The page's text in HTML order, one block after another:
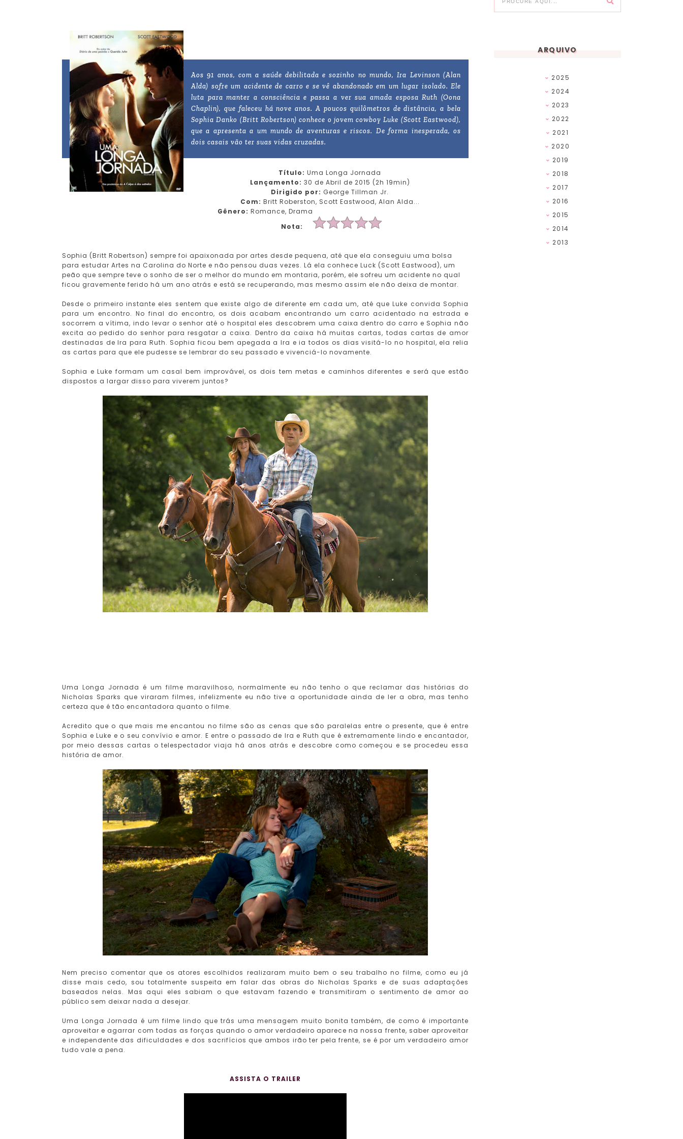
Aos 91 anos, com a saúde debilitada e sozinho no mundo, Ira Levinson (Alan
Alda) sofre um acidente de carro e se vê abandonado em um lugar isolado. Ele
luta para manter a consciência e passa a ver sua amada esposa Ruth (Oona
Chaplin), que faleceu há nove anos. A poucos quilômetros de distância, a bela
Sophia Danko (Britt Robertson) conhece o jovem cowboy Luke (Scott Eastwood),
que a apresenta a um mundo de aventuras e riscos. De forma inesperada, os
dois casais vão ter suas vidas cruzadas.
Título: Uma Longa Jornada
Lançamento: 30 de Abril de 2015 (2h 19min)
Dirigido por: George Tillman Jr.
Com: Britt Roberston, Scott Eastwood, Alan Alda...
Gênero: Romance, Drama
Nota:
Sophia (Britt Robertson) sempre foi apaixonada por artes desde pequena, até que ela conseguiu uma bolsa
para estudar Artes na Carolina do Norte e não pensou duas vezes. Lá ela conhece Luck (Scott Eastwood), um
peão que sempre teve o sonho de ser o melhor do mundo em montaria, porém, ele sofreu um acidente no qual
ficou gravemente ferido há um ano atrás e está se recuperando, mas mesmo assim ele não deixa de montar.
Desde o primeiro instante eles sentem que existe algo de diferente em cada um, até que Luke convida Sophia
para um encontro. No final do encontro, os dois acabam encontrando um carro acidentado na estrada e
socorrem a vítima, indo levar o senhor até o hospital eles descobrem uma caixa dentro do carro e Sophia não
excita ao pedido do senhor para resgatar a caixa. Dentro da caixa há muitas cartas, todas cartas de amor
destinadas de Ira para Ruth. Sophia ficou bem apegada a Ira e ia todos os dias visitá-lo no hospital, ela relia
as cartas para que ele pudesse se lembrar do seu passado e vivenciá-lo novamente.
Sophia e Luke formam um casal bem improvável, os dois tem metas e caminhos diferentes e será que estão
dispostos a largar disso para viverem juntos?
Uma Longa Jornada é um filme maravilhoso, normalmente eu não tenho o que reclamar das histórias do
Nicholas Sparks que viraram filmes, infelizmente eu não tive a oportunidade ainda de ler a obra, mas tenho
certeza que é tão encantadora quanto o filme.
Acredito que o que mais me encantou no filme são as cenas que são paralelas entre o presente, que é entre
Sophia e Luke e o seu convívio e amor. E entre o passado de Ira e Ruth que é extremamente lindo e encantador,
por meio dessas cartas o telespectador viaja há anos atrás e descobre como começou e se procedeu essa
história de amor.
Nem preciso comentar que os atores escolhidos realizaram muito bem o seu trabalho no filme, como eu já
disse mais cedo, sou totalmente suspeita em falar das obras do Nicholas Sparks e de suas adaptações
baseados nelas. Mas aqui eles sabiam o que estavam fazendo e transmitiram o sentimento de amor ao
público sem deixar nada a desejar.
Uma Longa Jornada é um filme lindo que trás uma mensagem muito bonita também, de como é importante
aproveitar e agarrar com todas as forças quando o amor verdadeiro aparece na nossa frente, saber aproveitar
e independente das dificuldades e dos sacrifícios que ambos irão ter pela frente, se é por um verdadeiro amor
tudo vale a pena.
ASSISTA O TRAILER
ARQUIVO
2025
2024
2023
2022
2021
2020
2019
2018
2017
2016
2015
2014
2013